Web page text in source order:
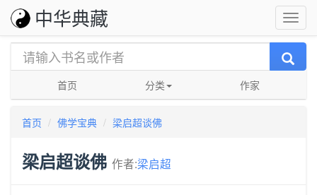
中华典藏
首页 分类 作家
首页 佛学宝典 梁启超谈佛
梁启超谈佛 作者:梁启超